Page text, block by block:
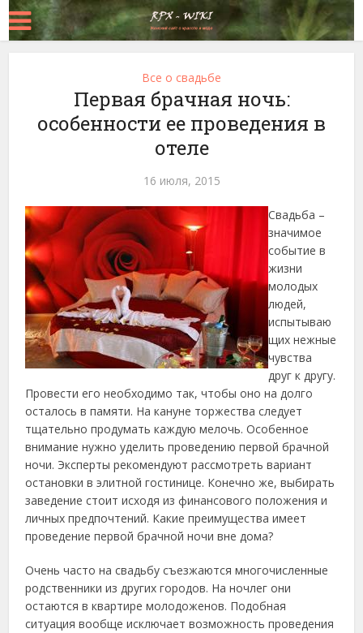
Все о свадьбе
Первая брачная ночь:
особенности ее проведения в
отеле
16 июля, 2015
Свадьба –
значимое
событие в
жизни
молодых
людей,
испытываю
щих нежные
чувства
друг к другу.
Провести его необходимо так, чтобы оно на долго
осталось в памяти. На кануне торжества следует
тщательно продумать каждую мелочь. Особенное
внимание нужно уделить проведению первой брачной
ночи. Эксперты рекомендуют рассмотреть вариант
остановки в элитной гостинице. Конечно же, выбирать
заведение стоит исходя из финансового положения и
личных предпочтений. Какие преимущества имеет
проведение первой брачной ночи вне дома?
Очень часто на свадьбу съезжаются многочисленные
родственники из других городов. На ночлег они
остаются в квартире молодоженов. Подобная
ситуация вообще исключает возможность проведения